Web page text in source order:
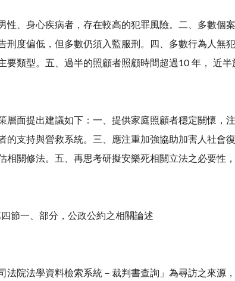
性、身心疾病者，存在較高的犯罪風險。二、多數個
刑度偏低，但多數仍須入監服刑。四、多數行為人無
要類型。五、過半的照顧者照顧時間超過10 年， 近
層面提出建議如下：一、提供家庭照顧者穩定關懷，
的支持與營救系統。三、應注重加強協助加害人社會
相關修法。五、再思考研擬安樂死相關立法之必要性，
節一、部分，公政公約之相關論述
法院法學資料檢索系統－裁判書查詢」為尋訪之來源